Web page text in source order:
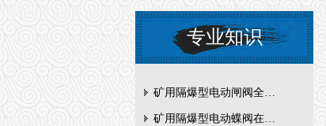
专业知识
矿用隔爆型电动闸阀全周期维护与故障排查要点
矿用隔爆型电动蝶阀在瓦斯管道控制中的防爆设计与安全标准解析